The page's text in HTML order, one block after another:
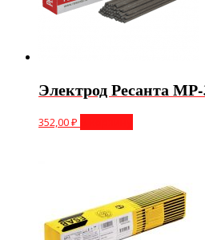
Электрод Ресанта
352,00₽